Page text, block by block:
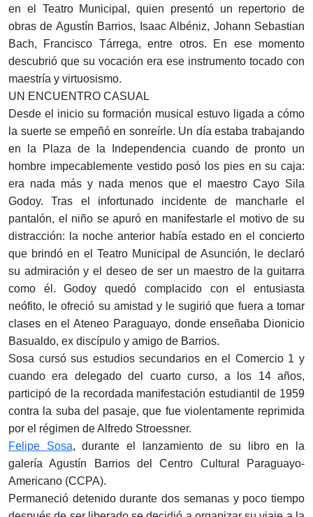
en el Teatro Municipal, quien presentó un repertorio de
obras de Agustín Barrios, Isaac Albéniz, Johann Sebas­tian
Bach, Francisco Tárrega, entre otros. En ese momento
descubrió que su vocación era ese instrumento tocado con
maestría y virtuosismo.
UN ENCUENTRO CASUAL
Desde el inicio su formación musical estuvo ligada a cómo
la suerte se empeñó en son­reírle. Un día estaba traba­jando
en la Plaza de la Inde­pendencia cuando de pronto un
hombre impecablemente vestido posó los pies en su caja:
era nada más y nada menos que el maestro Cayo Sila
Godoy. Tras el infortunado incidente de mancharle el
pantalón, el niño se apuró en manifestarle el motivo de su
distracción: la noche anterior había estado en el concierto
que brindó en el Teatro Municipal de Asun­ción, le declaró
su admiración y el deseo de ser un maestro de la guitarra
como él. Godoy quedó complacido con el entu­siasta
neófito, le ofreció su amistad y le sugirió que fuera a tomar
clases en el Ateneo Paraguayo, donde enseñaba Dionicio
Basualdo, ex discí­pulo y amigo de Barrios.
Sosa cursó sus estudios secundarios en el Comercio 1 y
cuando era delegado del cuarto curso, a los 14 años,
participó de la recordada manifestación estudian­til de 1959
contra la suba del pasaje, que fue violentamente reprimida
por el régimen de Alfredo Stroessner.
Felipe Sosa, durante el lanzamiento de su libro en la
galería Agustín Barrios del Centro Cultural Paraguayo-
Americano (CCPA).
Permaneció detenido durante dos semanas y poco tiempo